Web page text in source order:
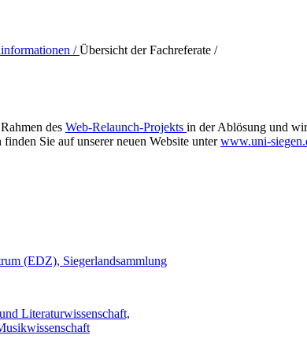
/Übersicht der Fachreferate /
des Web-Relaunch-Projekts in der Ablösung und
Sie auf unserer neuen Website unterwww.uni-
(EDZ), Siegerlandsammlung
Literaturwissenschaft,